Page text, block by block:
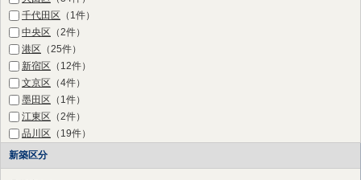
千代田区 （1件）
中央区 （2件）
港区 （25件）
新宿区 （12件）
文京区 （4件）
墨田区 （1件）
江東区 （2件）
品川区 （19件）
目黒区
渋谷区（27件）
新築区分